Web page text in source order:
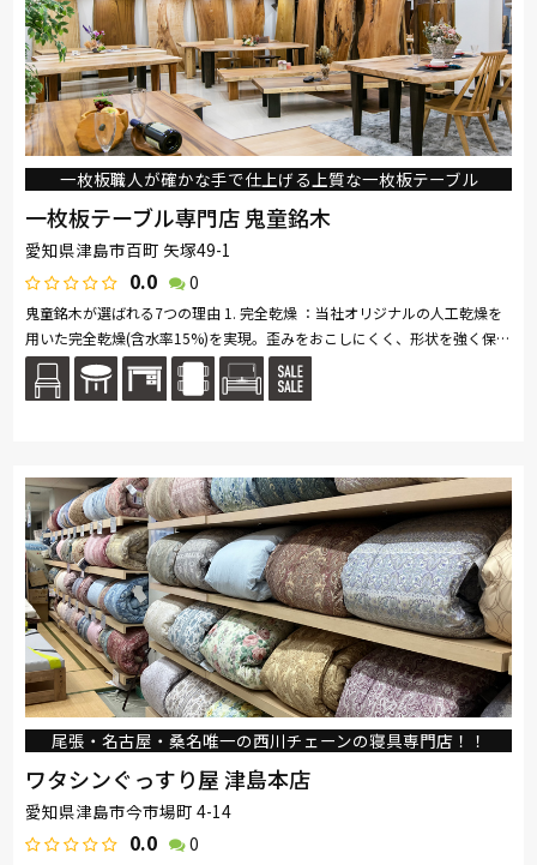
一枚板職人が確かな手で仕上げる上質な一枚板テーブル
一枚板テーブル専門店 鬼童銘木
愛知県津島市百町 矢塚49-1
0.0 0
鬼童銘木が選ばれる7つの理由 1. 完全乾燥 ：当社オリジナルの人工乾燥を
用いた完全乾燥(含水率15%)を実現。歪みをおこしにくく、形状を強く保つ
ことが可能です。 2. 圧倒的な品揃え ：完成品100枚以上、在庫板3...続きを
読む
尾張・名古屋・桑名唯一の西川チェーンの寝具専門店！！
ワタシンぐっすり屋 津島本店
愛知県津島市今市場町 4-14
0.0 0